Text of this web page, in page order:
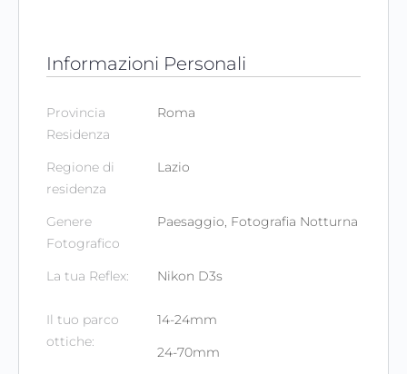
Informazioni Personali
Provincia
Residenza
Roma
Regione di
residenza
Lazio
Genere
Fotografico
Paesaggio, Fotografia Notturna
La tua Reflex: Nikon D3s
Il tuo parco
ottiche:
14-24mm
24-70mm